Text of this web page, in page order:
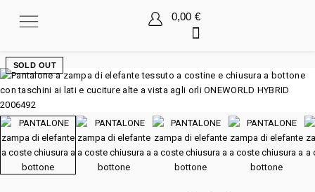
0,00 €
SOLD OUT